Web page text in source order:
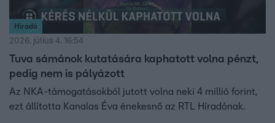
Híradó
2026. július 4. 16:54
Tuva sámánok kutatására kaphatott volna pénzt,
pedig nem is pályázott
Az NKA-támogatásokból jutott volna neki 4 millió forint,
ezt állította Kanalas Éva énekesnő az RTL Híradónak.